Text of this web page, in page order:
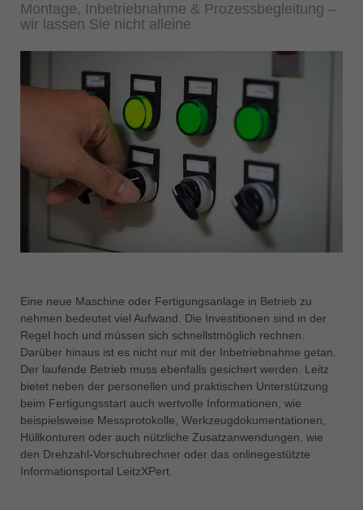
Montage, Inbetriebnahme & Prozessbegleitung –
wir lassen Sie nicht alleine
Eine neue Maschine oder Fertigungsanlage in Betrieb zu
nehmen bedeutet viel Aufwand. Die Investitionen sind in der
Regel hoch und müssen sich schnellstmöglich rechnen.
Darüber hinaus ist es nicht nur mit der Inbetriebnahme getan.
Der laufende Betrieb muss ebenfalls gesichert werden. Leitz
bietet neben der personellen und praktischen Unterstützung
beim Fertigungsstart auch wertvolle Informationen, wie
beispielsweise Messprotokolle, Werkzeugdokumentationen,
Hüllkonturen oder auch nützliche Zusatzanwendungen, wie
den Drehzahl-Vorschubrechner oder das onlinegestützte
Informationsportal LeitzXPert.